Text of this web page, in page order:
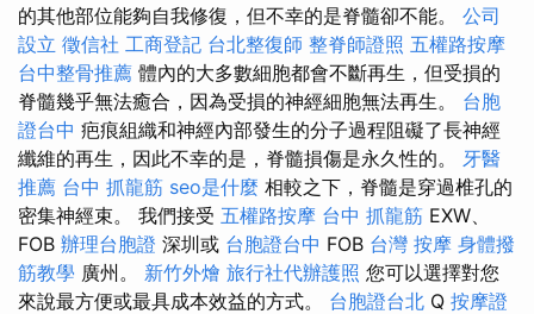
的其他部位能夠自我修復，但不幸的是脊髓卻不能。 公司
設立 徵信社 工商登記 台北整復師 整脊師證照 五權路按摩
台中整骨推薦 體內的大多數細胞都會不斷再生，但受損的
脊髓幾乎無法癒合，因為受損的神經細胞無法再生。 台胞
證台中 疤痕組織和神經內部發生的分子過程阻礙了長神經
纖維的再生，因此不幸的是，脊髓損傷是永久性的。 牙醫
推薦 台中 抓龍筋 seo是什麼 相較之下，脊髓是穿過椎孔的
密集神經束。 我們接受 五權路按摩 台中 抓龍筋 EXW、
FOB 辦理台胞證 深圳或 台胞證台中 FOB 台灣 按摩 身體撥
筋教學 廣州。 新竹外燴 旅行社代辦護照 您可以選擇對您
來說最方便或最具成本效益的方式。 台胞證台北 Q 按摩證